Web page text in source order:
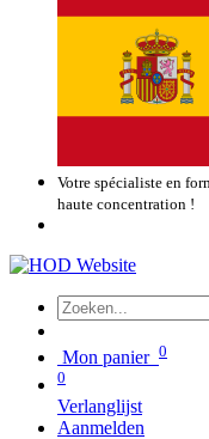
Votre spécialiste en
haute concentration !
Mon panier 0
0
Verlanglijst
Aanmelden